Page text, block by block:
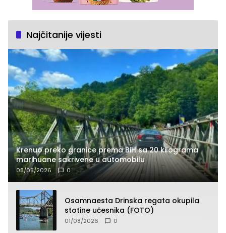
Najčitanije vijesti
Krenuo preko granice prema BiH sa 20 kilograma
marihuane sakrivene u automobilu
08/08/2026 0
Osamnaesta Drinska regata okupila
stotine učesnika (FOTO)
01/08/2026 0